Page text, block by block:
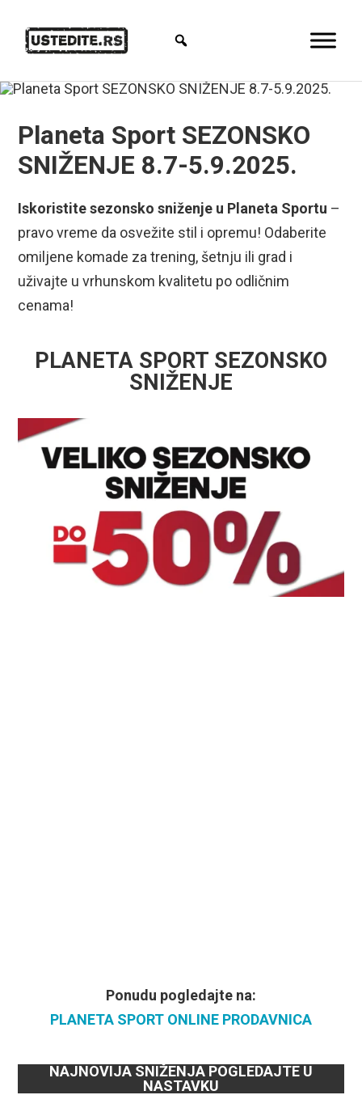
Planeta Sport SEZONSKO
SNIŽENJE 8.7-5.9.2025.
Iskoristite sezonsko sniženje u Planeta Sportu –
pravo vreme da osvežite stil i opremu! Odaberite
omiljene komade za trening, šetnju ili grad i
uživajte u vrhunskom kvalitetu po odličnim
cenama!
PLANETA SPORT SEZONSKO
SNIŽENJE
Ponudu pogledajte na:
PLANETA SPORT ONLINE PRODAVNICA
NAJNOVIJA SNIŽENJA POGLEDAJTE U
NASTAVKU